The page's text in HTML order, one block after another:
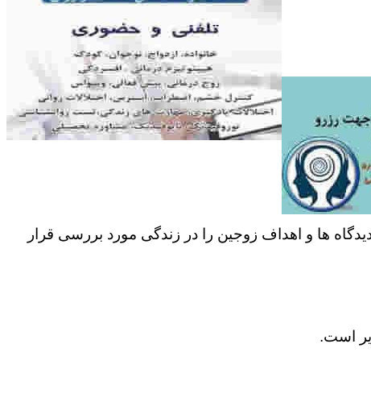
ها و اهداف زوجین را در زندگی مورد بررسی قرار
است.